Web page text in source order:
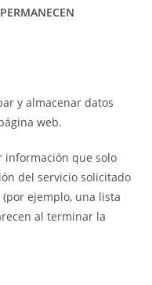
y almacenar datos
web.
información que solo
del servicio solicitado
ejemplo, una lista
al terminar la